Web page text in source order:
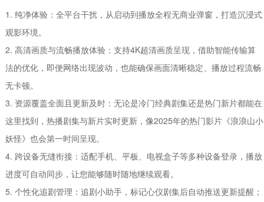
1. 纯净体验：全平台干扰，从启动到播放全程无商业弹窗，打造沉浸式
观影环境。
2. 高清画质与流畅播放体验：支持4K超清画质呈现，借助智能传输算
法的优化，即便网络出现波动，也能确保画面清晰稳定、播放过程流畅
无卡顿。
3. 资源覆盖全面且更新及时：无论是冷门经典剧集还是热门新片都能在
这里找到，热播剧集与新片实时更新，像2025年的热门影片《浪浪山小
妖怪》也会第一时间呈现。
4. 跨设备无缝衔接：适配手机、平板、电视盒子等多种设备登录，播放
进度可自动同步，让您能够随时随地继续观看。
5. 个性化追剧管理：追剧小助手，标记心仪剧集后自动推送更新提醒；